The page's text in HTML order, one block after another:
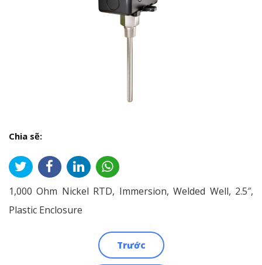
Chia sẽ:
1,000 Ohm Nickel RTD, Immersion, Welded Well, 2.5″,
Plastic Enclosure
Trước